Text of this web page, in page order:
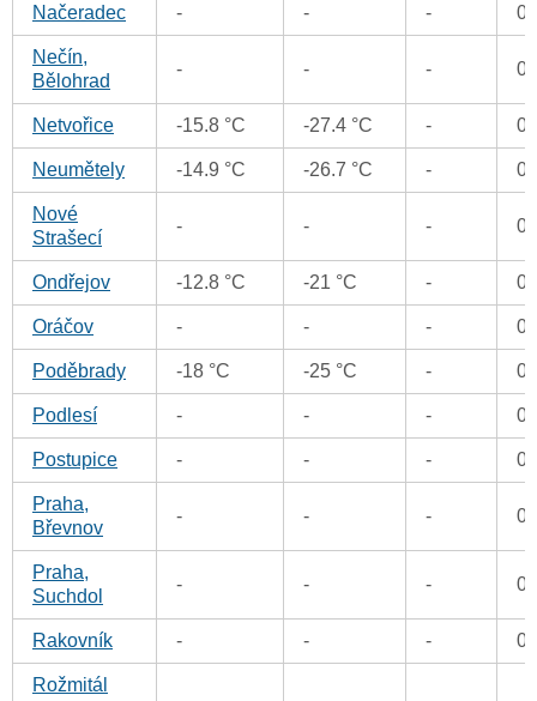
Načeradec - - - 0
Nečín,
Bělohrad
- - - 0
Netvořice -15.8 °C -27.4 °C - 0
Neumětely -14.9 °C -26.7 °C - 0
Nové
Strašecí
- - - 0
Ondřejov -12.8 °C -21 °C - 0
Oráčov - - - 0
Poděbrady -18 °C -25 °C - 0
Podlesí - - - 0
Postupice - - - 0
Praha,
Břevnov
- - - 0
Praha,
Suchdol
- - - 0
Rakovník - - - 0
Rožmitál